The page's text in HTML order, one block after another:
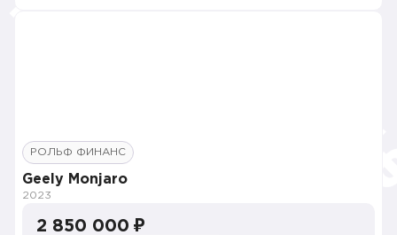
РОЛЬФ ФИНАНС
Geely Monjaro
2023
2 850 000 ₽